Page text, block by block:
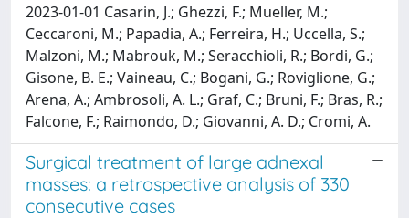
2023-01-01 Casarin, J.; Ghezzi, F.; Mueller, M.;
Ceccaroni, M.; Papadia, A.; Ferreira, H.; Uccella, S.;
Malzoni, M.; Mabrouk, M.; Seracchioli, R.; Bordi, G.;
Gisone, B. E.; Vaineau, C.; Bogani, G.; Roviglione, G.;
Arena, A.; Ambrosoli, A. L.; Graf, C.; Bruni, F.; Bras, R.;
Falcone, F.; Raimondo, D.; Giovanni, A. D.; Cromi, A.
Surgical treatment of large adnexal
masses: a retrospective analysis of 330
consecutive cases